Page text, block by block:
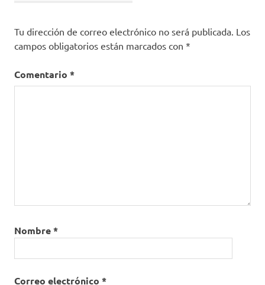
Tu dirección de correo electrónico no será publicada. Los
campos obligatorios están marcados con *
Comentario *
Nombre*
Correo electrónico *